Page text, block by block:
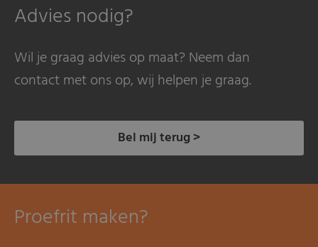
Advies nodig?
Wil je graag advies op maat? Neem dan
contact met ons op, wij helpen je graag.
Bel mij terug >
Proefrit maken?